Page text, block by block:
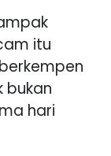
itu
bukan
hari